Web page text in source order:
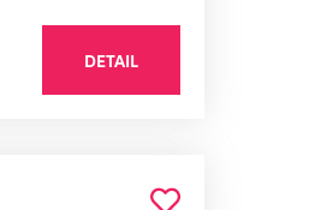
DETAIL